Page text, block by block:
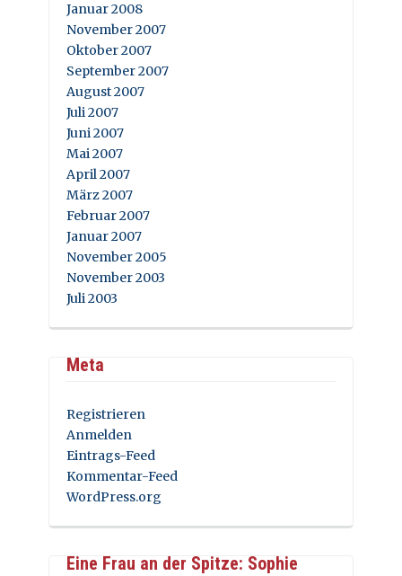
Januar 2008
November 2007
Oktober 2007
September 2007
August 2007
Juli 2007
Juni 2007
Mai 2007
April 2007
März 2007
Februar 2007
Januar 2007
November 2005
November 2003
Juli 2003
Meta
Registrieren
Anmelden
Eintrags-Feed
Kommentar-Feed
WordPress.org
Eine Frau an der Spitze: Sophie